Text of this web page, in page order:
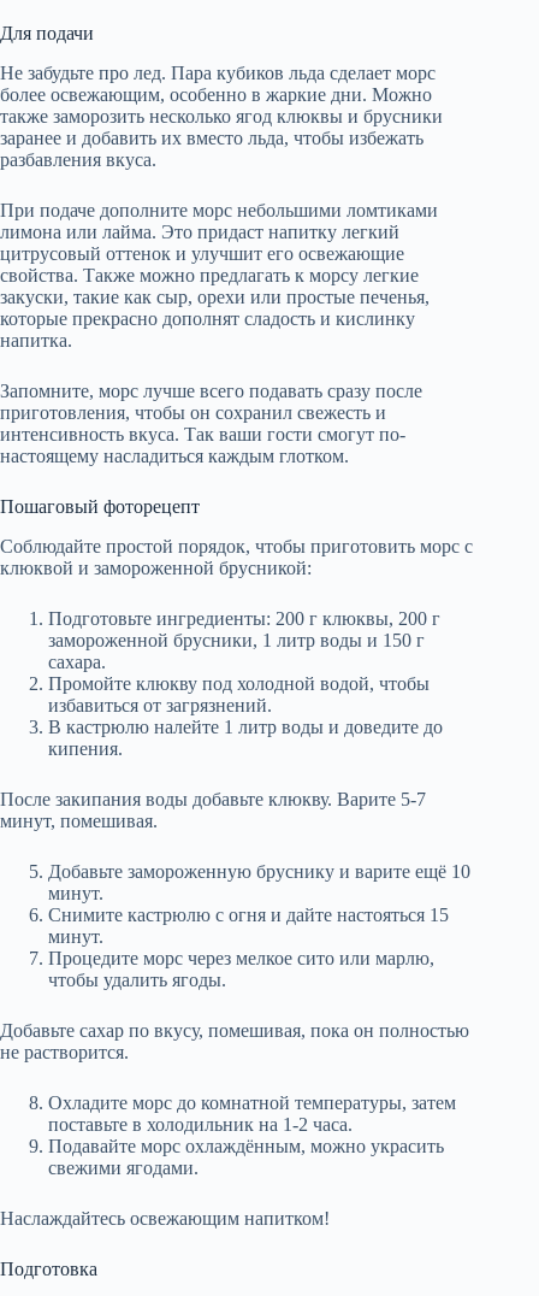
Для подачи
Не забудьте про лед. Пара кубиков льда сделает морс
более освежающим, особенно в жаркие дни. Можно
также заморозить несколько ягод клюквы и брусники
заранее и добавить их вместо льда, чтобы избежать
разбавления вкуса.
При подаче дополните морс небольшими ломтиками
лимона или лайма. Это придаст напитку легкий
цитрусовый оттенок и улучшит его освежающие
свойства. Также можно предлагать к морсу легкие
закуски, такие как сыр, орехи или простые печенья,
которые прекрасно дополнят сладость и кислинку
напитка.
Запомните, морс лучше всего подавать сразу после
приготовления, чтобы он сохранил свежесть и
интенсивность вкуса. Так ваши гости смогут по-
настоящему насладиться каждым глотком.
Пошаговый фоторецепт
Соблюдайте простой порядок, чтобы приготовить морс с
клюквой и замороженной брусникой:
Подготовьте ингредиенты: 200 г клюквы, 200 г
замороженной брусники, 1 литр воды и 150 г
сахара.
Промойте клюкву под холодной водой, чтобы
избавиться от загрязнений.
В кастрюлю налейте 1 литр воды и доведите до
кипения.
После закипания воды добавьте клюкву. Варите 5-7
минут, помешивая.
Добавьте замороженную бруснику и варите ещё 10
минут.
Снимите кастрюлю с огня и дайте настояться 15
минут.
Процедите морс через мелкое сито или марлю,
чтобы удалить ягоды.
Добавьте сахар по вкусу, помешивая, пока он полностью
не растворится.
Охладите морс до комнатной температуры, затем
поставьте в холодильник на 1-2 часа.
Подавайте морс охлаждённым, можно украсить
свежими ягодами.
Наслаждайтесь освежающим напитком!
Подготовка